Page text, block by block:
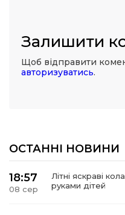
Залишити
Щоб відправити
авторизуватись.
ОСТАННІ НОВИНИ
18:57
08 сер
Літні яскраві
руками дітей